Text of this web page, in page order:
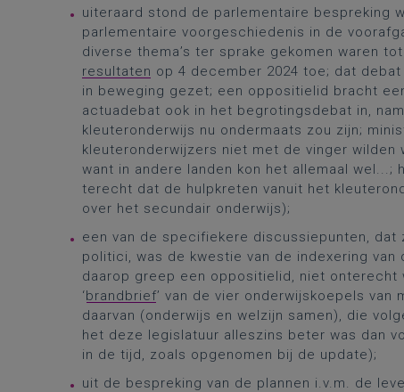
uiteraard stond de parlementaire bespreking
parlementaire voorgeschiedenis in de
diverse thema’s ter sprake gekomen waren
resultaten op 4 december 2024 toe; dat
in beweging gezet; een oppositielid bracht
actuadebat ook in het begrotingsdebat in,
kleuteronderwijs nu ondermaats zou zijn;
kleuteronderwijzers niet met de vinger
want in andere landen kon het allemaal
terecht dat de hulpkreten vanuit het
over het secundair onderwijs);
een van de specifiekere discussiepunten, dat
politici, was de kwestie van de indexering
daarop greep een oppositielid, niet onterecht
‘brandbrief’ van de vier onderwijskoepels van
daarvan (onderwijs en welzijn samen), die
het deze legislatuur alleszins beter was dan
in de tijd, zoals opgenomen bij de update);
uit de bespreking van de plannen i.v.m. de